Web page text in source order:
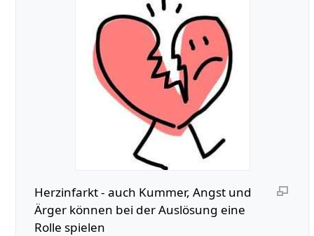
Herzinfarkt - auch Kummer, Angst und
Ärger können bei der Auslösung eine
Rolle spielen